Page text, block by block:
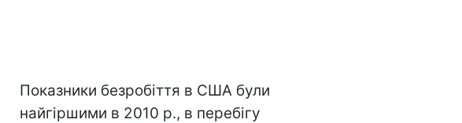
Показники безробіття в США були
найгіршими в 2010 р., в перебігу